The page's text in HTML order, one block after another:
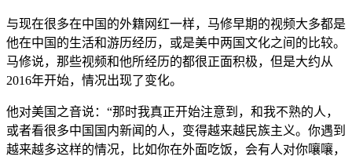
与现在很多在中国的外籍网红一样，马修早期的视频大多都是
他在中国的生活和游历经历，或是美中两国文化之间的比较。
马修说，那些视频和他所经历的都很正面积极，但是大约从
2016年开始，情况出现了变化。
他对美国之音说：“那时我真正开始注意到，和我不熟的人，
或者看很多中国国内新闻的人，变得越来越民族主义。你遇到
越来越多这样的情况，比如你在外面吃饭，会有人对你嚷嚷，